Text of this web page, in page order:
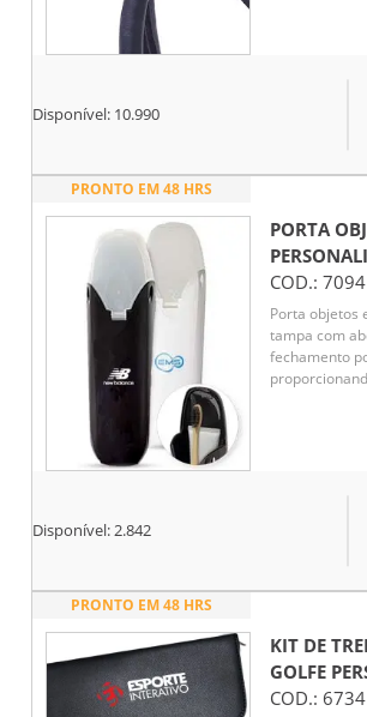
Disponível: 10.990
PRONTO EM 48 HRS
PORTA
COD.: 7094
Porta objetos
tampa com
fechamento
Disponível:2.842
PRONTO EM 48 HRS
KIT DE
GOLFE
COD.: 6734